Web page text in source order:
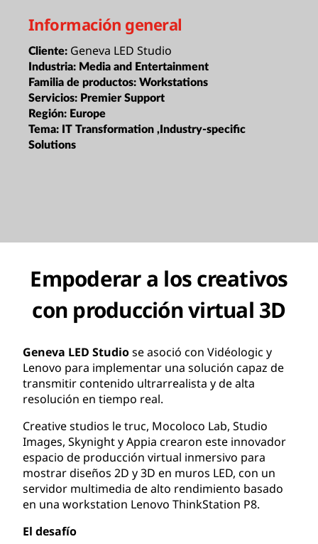
Información general
Cliente: Geneva LED Studio
Industria: Media and Entertainment
Familia de productos: Workstations
Servicios: Premier Support
Región: Europe
Tema: IT Transformation ,Industry-specific
Solutions
Empoderar a los creativos
con producción virtual 3D
Geneva LED Studiose asoció con Vidéologic y
Lenovo para implementar una solución capaz de
transmitir contenido ultrarrealista y de alta
resolución en tiempo real.
Creative studios le truc, Mocoloco Lab, Studio
Images, Skynight y Appia crearon este innovador
espacio de producción virtual inmersivo para
mostrar diseños 2D y 3D en muros LED, con un
servidor multimedia de alto rendimiento basado
en una workstation Lenovo ThinkStation P8.
El desafío